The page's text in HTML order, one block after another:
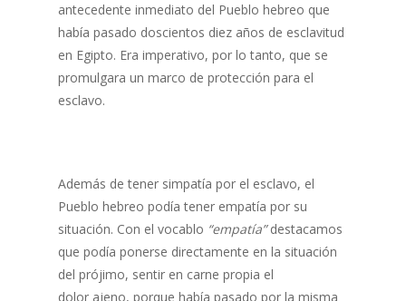
antecedente inmediato del Pueblo hebreo que
había pasado doscientos diez años de esclavitud
en Egipto. Era imperativo, por lo tanto, que se
promulgara un marco de protección para el
esclavo.
Además de tener simpatía por el esclavo, el
Pueblo hebreo podía tener empatía por su
situación. Con el vocablo “empatía”destacamos
que podía ponerse directamente en la situación
del prójimo, sentir en carne propia el
dolor ajeno, porque había pasado por la misma